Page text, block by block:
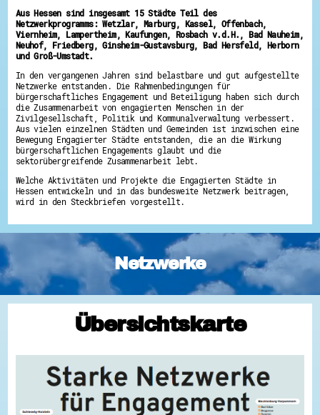
Aus Hessen sind insgesamt 15 Städte Teil des
Netzwerkprogramms: Wetzlar, Marburg, Kassel, Offenbach,
Viernheim, Lampertheim, Kaufungen, Rosbach v.d.H., Bad Nauheim,
Neuhof, Friedberg, Ginsheim-Gustavsburg, Bad Hersfeld, Herborn
und Groß-Umstadt.
In den vergangenen Jahren sind belastbare und gut aufgestellte
Netzwerke entstanden. Die Rahmenbedingungen für
bürgerschaftliches Engagement und Beteiligung haben sich durch
die Zusammenarbeit von engagierten Menschen in der
Zivilgesellschaft, Politik und Kommunalverwaltung verbessert.
Aus vielen einzelnen Städten und Gemeinden ist inzwischen eine
Bewegung Engagierter Städte entstanden, die an die Wirkung
bürgerschaftlichen Engagements glaubt und die
sektorübergreifende Zusammenarbeit lebt.
Welche Aktivitäten und Projekte die Engagierten Städte in
Hessen entwickeln und in das bundesweite Netzwerk beitragen,
wird in den Steckbriefen vorgestellt.
Netzwerke
Übersichtskarte